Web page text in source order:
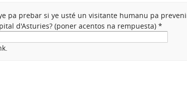
pa prebar si ye usté un visitante humanu pa
d'Asturies? (poner acentos na rempuesta)*